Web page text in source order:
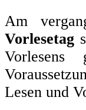
Am
Vorlesetag
Lesen und